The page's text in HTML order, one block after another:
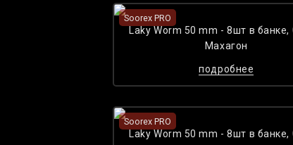
Soorex PRO
Laky Worm 50 mm - 8шт в банке,
Maхагон
подробнее
Soorex PRO
Laky Worm 50 mm - 8шт в банке,